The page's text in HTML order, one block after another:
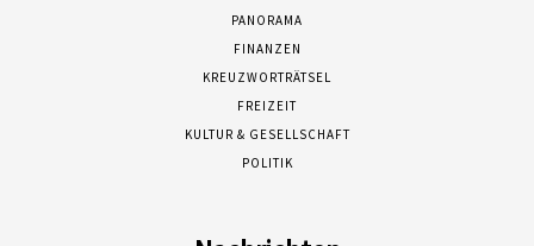
PANORAMA
FINANZEN
KREUZWORTRÄTSEL
FREIZEIT
KULTUR & GESELLSCHAFT
POLITIK